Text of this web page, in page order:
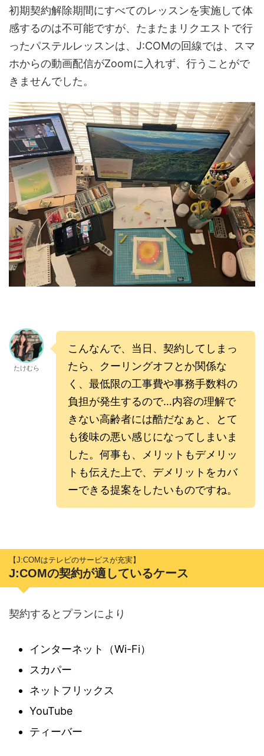
初期契約解除期間にすべてのレッスンを実施して体
感するのは不可能ですが、たまたまリクエストで行
ったパステルレッスンは、J:COMの回線では、スマ
ホからの動画配信がZoomに入れず、行うことがで
きませんでした。
たけむら
こんなんで、当日、契約してしまっ
たら、クーリングオフとか関係な
く、最低限の工事費や事務手数料の
負担が発生するので…内容の理解で
きない高齢者には酷だなぁと、とて
も後味の悪い感じになってしまいま
した。何事も、メリットもデメリッ
トも伝えた上で、デメリットをカバ
ーできる提案をしたいものですね。
【J:COMはテレビのサービスが充実】
J:COMの契約が適しているケース
契約するとプランにより
インターネット（Wi-Fi）
スカパー
ネットフリックス
YouTube
ティーバー